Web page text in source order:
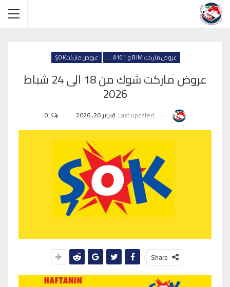
عروض ماركت BIM و A101 و ŞOK عروض ماركتŞOK
عروض ماركت شوك من 18 الى 24 شباط
2026
Last updated فبراير 20, 2026
Share